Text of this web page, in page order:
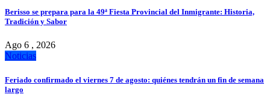
Berisso se prepara para la 49ª Fiesta Provincial del Inmigrante: Historia,
Tradición y Sabor
Ago 6 , 2026
Noticias
Feriado confirmado el viernes 7 de agosto: quiénes tendrán un fin de semana
largo